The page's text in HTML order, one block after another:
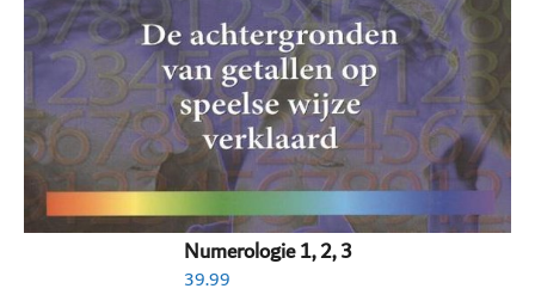
Numerologie 1, 2, 3
39.99